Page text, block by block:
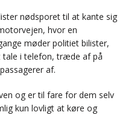
nødsporet til at kante sig
hvor en
møder politiet bilister,
tale i telefon, træde af på
af.
og er til fare for dem selv
kun lovligt at køre og